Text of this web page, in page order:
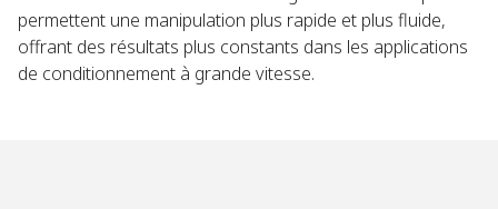
permettent une manipulation plus rapide et plus fluide,
offrant des résultats plus constants dans les applications
de conditionnement à grande vitesse.